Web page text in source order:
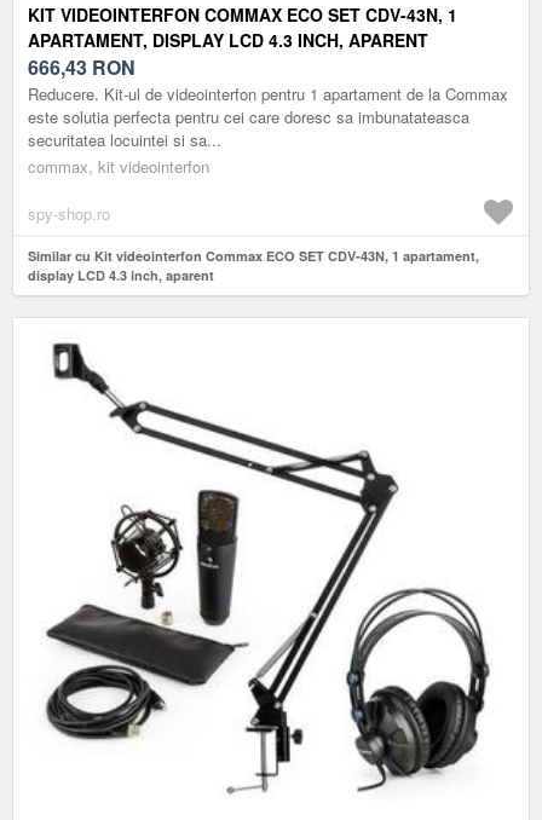
KIT VIDEOINTERFON COMMAX ECO SET CDV-43N, 1
APARTAMENT, DISPLAY LCD 4.3 INCH, APARENT
666,43 RON
Reducere. Kit-ul de videointerfon pentru 1 apartament de la Commax
este solutia perfecta pentru cei care doresc sa imbunatateasca
securitatea locuintei si sa...
commax, kit videointerfon
spy-shop.ro
Similar cu Kit videointerfon Commax ECO SET CDV-43N, 1 apartament,
display LCD 4.3 inch, aparent